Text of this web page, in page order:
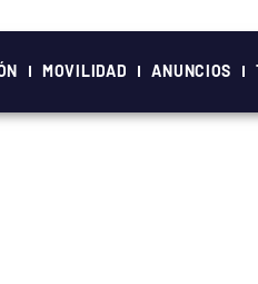
MOVILIDAD ANUNCIOS